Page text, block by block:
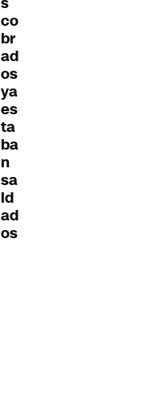
co
br
ad
os
ya
es
ta
ba
n
sa
ld
ad
os